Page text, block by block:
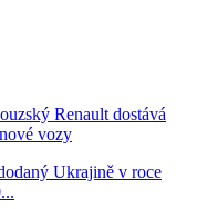
Renault dostává
vozy
Ukrajině v roce